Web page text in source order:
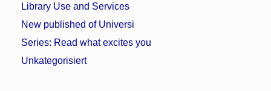
Library Use and Services
New published of Universi
Series: Read what excites you
Unkategorisiert